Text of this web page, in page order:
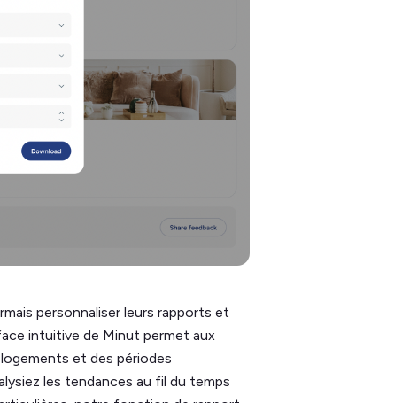
personnaliser leurs rapports et
intuitive de Minut permet aux
et des périodes
les tendances au fil du temps